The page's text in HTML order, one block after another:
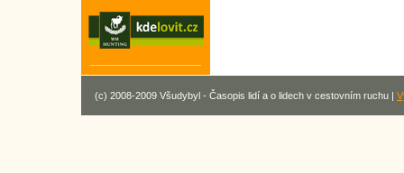
(c) 2008-2009 Všudybyl - Časopis lidí a o lidech v cestovním ruchu |